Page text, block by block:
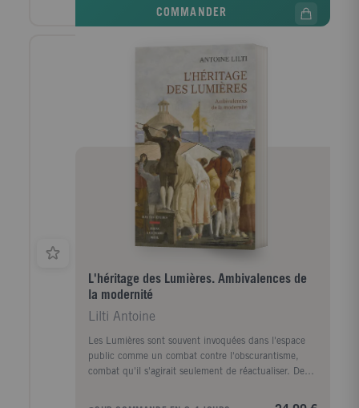
particulier des pays de l'ancien bloc soviétique. Leur
communisme contribue ici de façon déterminante à
ce que ce mot retrouve sa place et son aura dans les
débats philosophiques qui touchent au problème de
l'émancipation. " On le verra, toutes les interventions
sont tendues entre deux périls. Le premier est qu'au
nom de ce qu'a comporté de Terreur la figure des
Etats qui s'en sont réclamé au XXe siècle, on finisse
par ne réhabiliter le mot "communisme" qu'au prix
d'une idéalisation totale de sa signification, éloignée
de tout principe de réalité [ ... ]. Le second est qu'au
nom des réalités politiques et économiques
contemporaines [...], on finisse par faire du mot
"communisme" l'index noble d'un opportunisme
COMMANDER
L'héritage des Lumières. Ambivalences de
la modernité
Lilti Antoine
Les Lumières sont souvent invoquées dans l'espace
public comme un combat contre l'obscurantisme,
combat qu'il s'agirait seulement de réactualiser. Des
associent au culte du Progrès, au libéralisme politique